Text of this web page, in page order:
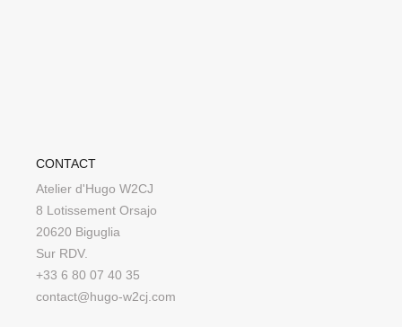
CONTACT
Atelier d'Hugo W2CJ
8 Lotissement Orsajo
20620 Biguglia
Sur RDV.
+33 6 80 07 40 35
contact@hugo-w2cj.com